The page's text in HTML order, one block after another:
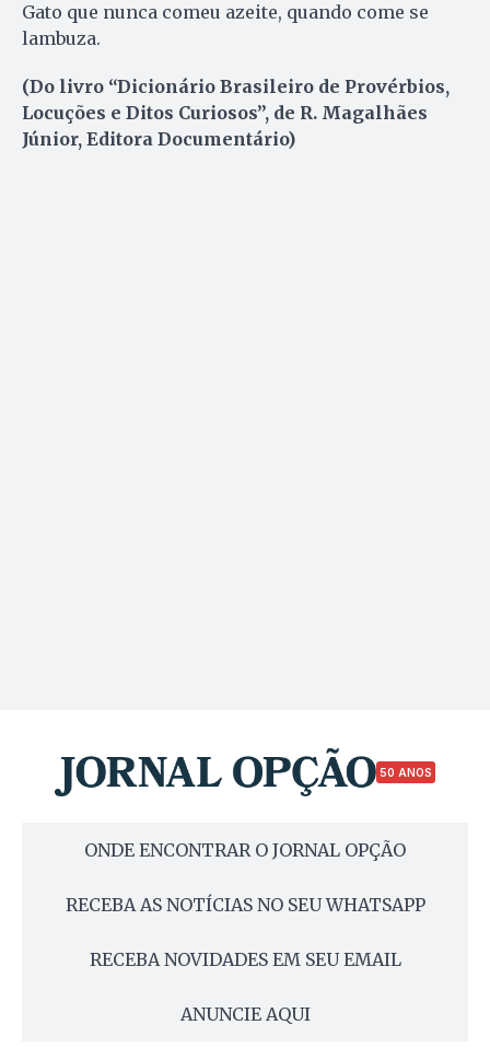
Gato que nunca comeu azeite, quando come se
lambuza.
(Do livro “Dicionário Brasileiro de Provérbios,
Locuções e Ditos Curiosos”, de R. Magalhães
Júnior, Editora Documentário)
50 ANOS
ONDE ENCONTRAR O JORNAL OPÇÃO
RECEBA AS NOTÍCIAS NO SEU WHATSAPP
RECEBA NOVIDADES EM SEU EMAIL
ANUNCIE AQUI